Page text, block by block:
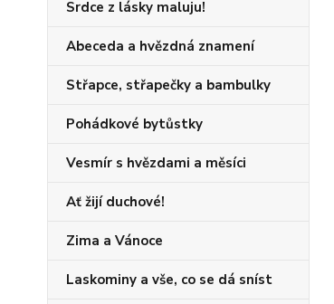
Srdce z lásky maluju!
Abeceda a hvězdná znamení
Střapce, střapečky a bambulky
Pohádkové bytůstky
Vesmír s hvězdami a měsíci
Ať žijí duchové!
Zima a Vánoce
Laskominy a vše, co se dá sníst